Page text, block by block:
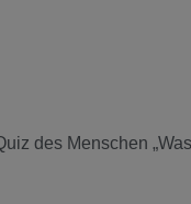
des Menschen